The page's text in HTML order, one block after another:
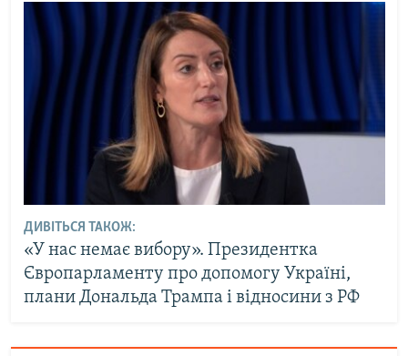
ДИВІТЬСЯ ТАКОЖ:
«У нас немає вибору». Президентка
Європарламенту про допомогу Україні,
плани Дональда Трампа і відносини з РФ